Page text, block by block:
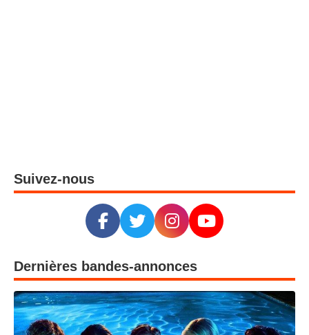
Suivez-nous
Dernières bandes-annonces